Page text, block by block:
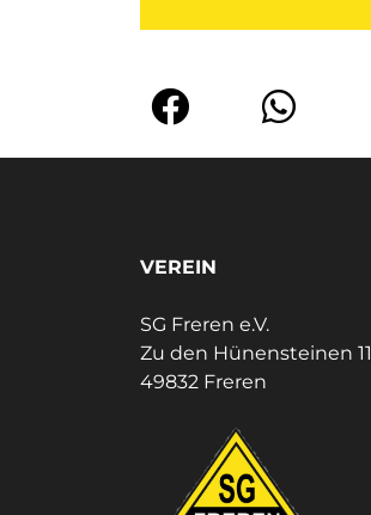
VEREIN
SG Freren e.V.
Zu den Hünensteinen 11
49832 Freren